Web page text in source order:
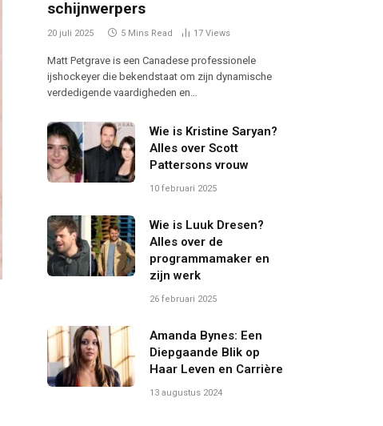
schijnwerpers
20 juli 2025 5 Mins Read 17 Views
Matt Petgrave is een Canadese professionele
ijshockeyer die bekendstaat om zijn dynamische
verdedigende vaardigheden en…
Wie is Kristine Saryan?
Alles over Scott
Pattersons vrouw
10 februari 2025
Wie is Luuk Dresen?
Alles over de
programmamaker en
zijn werk
26 februari 2025
Amanda Bynes: Een
Diepgaande Blik op
Haar Leven en Carrière
13 augustus 2024